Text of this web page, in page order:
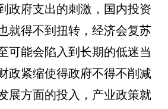
政府支出的刺激，国内投资
就得不到扭转，经济会复苏
可能会陷入到长期的低迷当
政紧缩使得政府不得不削减
展方面的投入，产业政策就